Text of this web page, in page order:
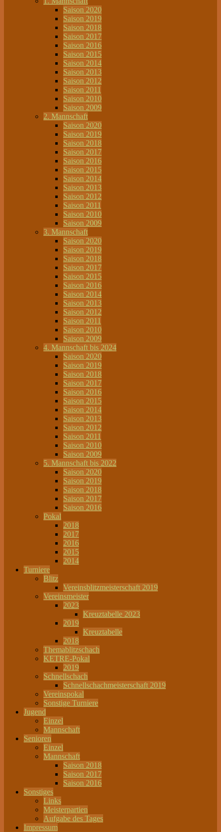
Saison 2020
Saison 2019
Saison 2018
Saison 2017
Saison 2016
Saison 2015
Saison 2014
Saison 2013
Saison 2012
Saison 2011
Saison 2010
Saison 2009
2. Mannschaft
Saison 2020
Saison 2019
Saison 2018
Saison 2017
Saison 2016
Saison 2015
Saison 2014
Saison 2013
Saison 2012
Saison 2011
Saison 2010
Saison 2009
3. Mannschaft
Saison 2020
Saison 2019
Saison 2018
Saison 2017
Saison 2015
Saison 2016
Saison 2014
Saison 2013
Saison 2012
Saison 2011
Saison 2010
Saison 2009
4. Mannschaft bis 2024
Saison 2020
Saison 2019
Saison 2018
Saison 2017
Saison 2016
Saison 2015
Saison 2014
Saison 2013
Saison 2012
Saison 2011
Saison 2010
Saison 2009
5. Mannschaft bis 2022
Saison 2020
Saison 2019
Saison 2018
Saison 2017
Saison 2016
Pokal
2018
2017
2016
2015
2014
Turniere
Blitz
Vereinsblitzmeisterschaft 2019
Vereinsmeister
2023
Kreuztabelle 2023
2019
Kreuztabelle
2018
Themablitzschach
KETRE-Pokal
2019
Schnellschach
Schnellschachmeisterschaft 2019
Vereinspokal
Sonstige Turniere
Jugend
Einzel
Mannschaft
Senioren
Einzel
Mannschaft
Saison 2018
Saison 2017
Saison 2016
Sonstiges
Links
Meisterpartien
Aufgabe des Tages
Impressum